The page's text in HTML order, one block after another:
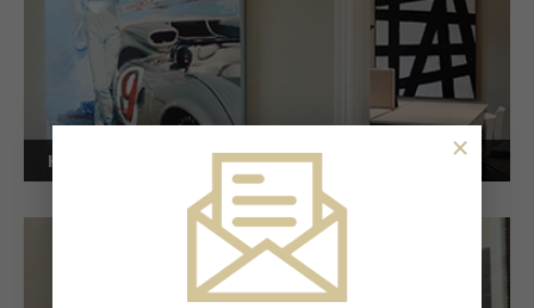
Kunstuitleen voor bedrijven ×